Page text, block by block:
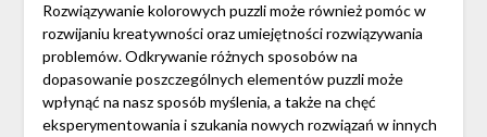
Rozwiązywanie kolorowych puzzli może również pomóc w
rozwijaniu kreatywności oraz umiejętności rozwiązywania
problemów. Odkrywanie różnych sposobów na
dopasowanie poszczególnych elementów puzzli może
wpłynąć na nasz sposób myślenia, a także na chęć
eksperymentowania i szukania nowych rozwiązań w innych